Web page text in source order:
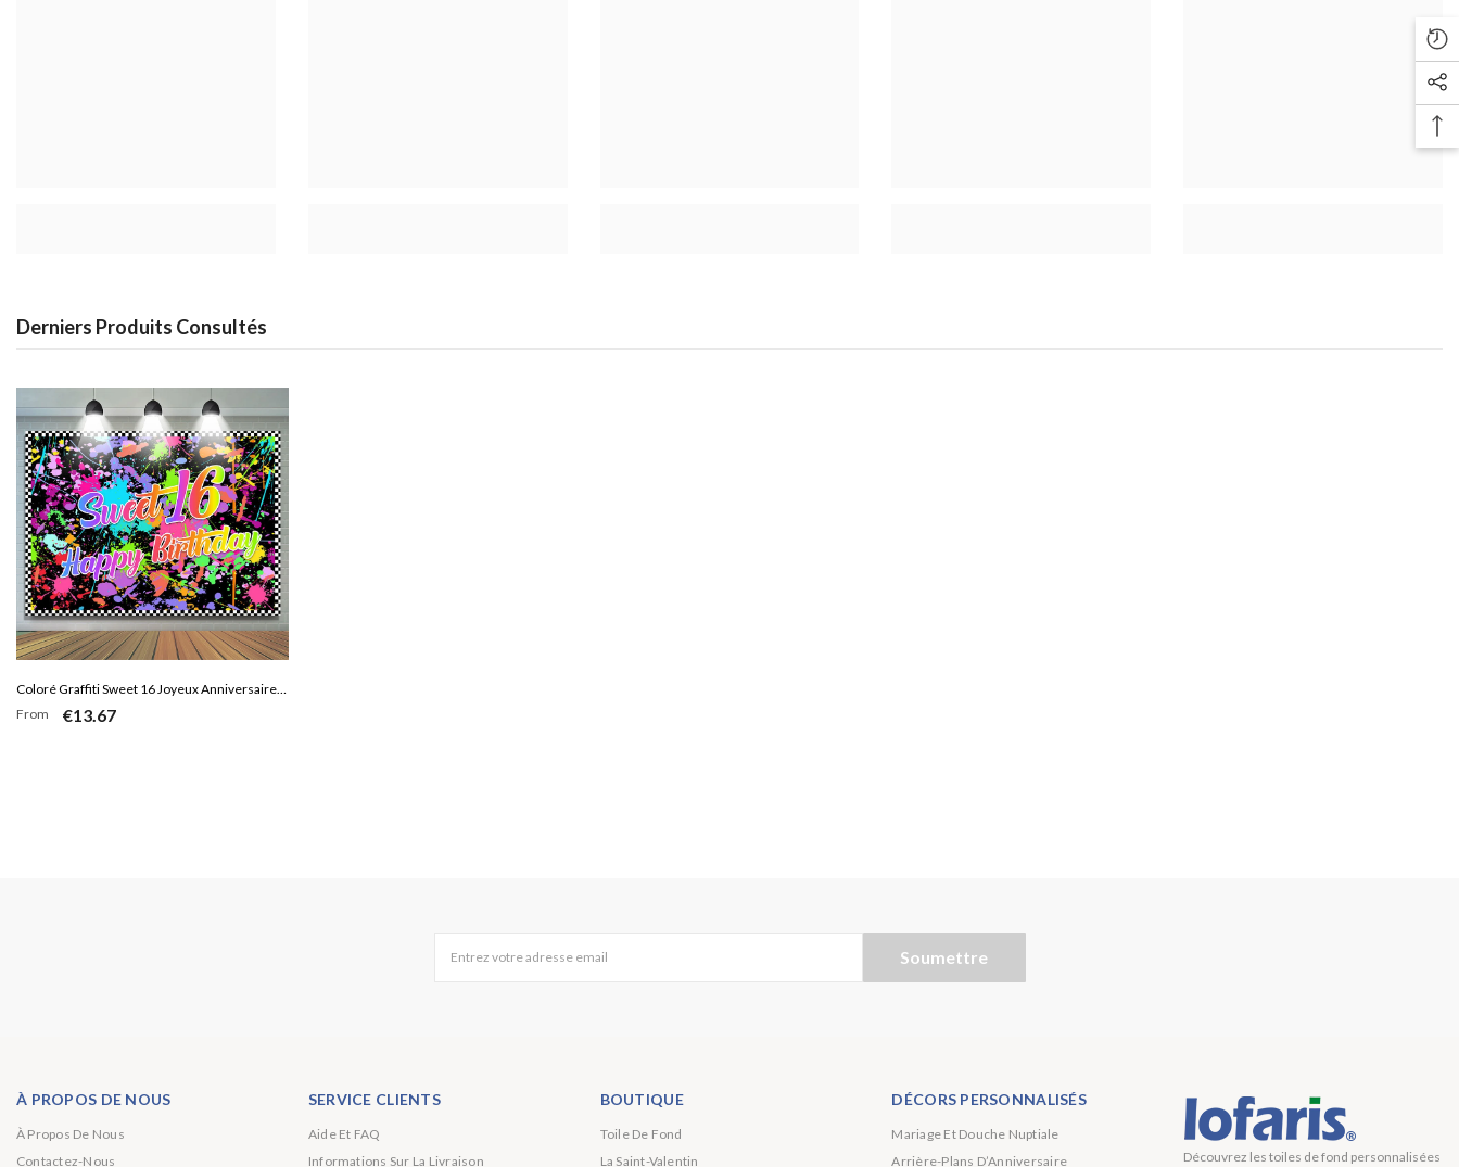
Derniers Produits Consultés
Coloré Graffiti Sweet 16 Joyeux Anniversaire
Toile de Fond
From €13.67
Entrez votre adresse email Soumettre
À PROPOS DE NOUS
À Propos De Nous
Contactez-Nous
SERVICE CLIENTS
Aide Et FAQ
Informations Sur La Livraison
BOUTIQUE
Toile De Fond
La Saint-Valentin
DÉCORS PERSONNALISÉS
Mariage Et Douche Nuptiale
Arrière-Plans D’Anniversaire
Découvrez les toiles de fond personnalisées